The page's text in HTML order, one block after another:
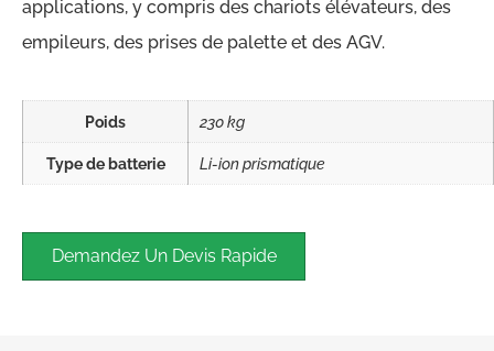
applications, y compris des chariots élévateurs, des
empileurs, des prises de palette et des AGV.
Poids 230 kg
Type de batterie Li-ion prismatique
Demandez Un Devis Rapide